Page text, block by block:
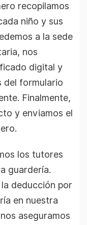
recopilamos
niño y sus
a la sede
nos
digital y
del formulario
Finalmente,
y enviamos el
los tutores
guardería.
deducción por
en nuestra
aseguramos